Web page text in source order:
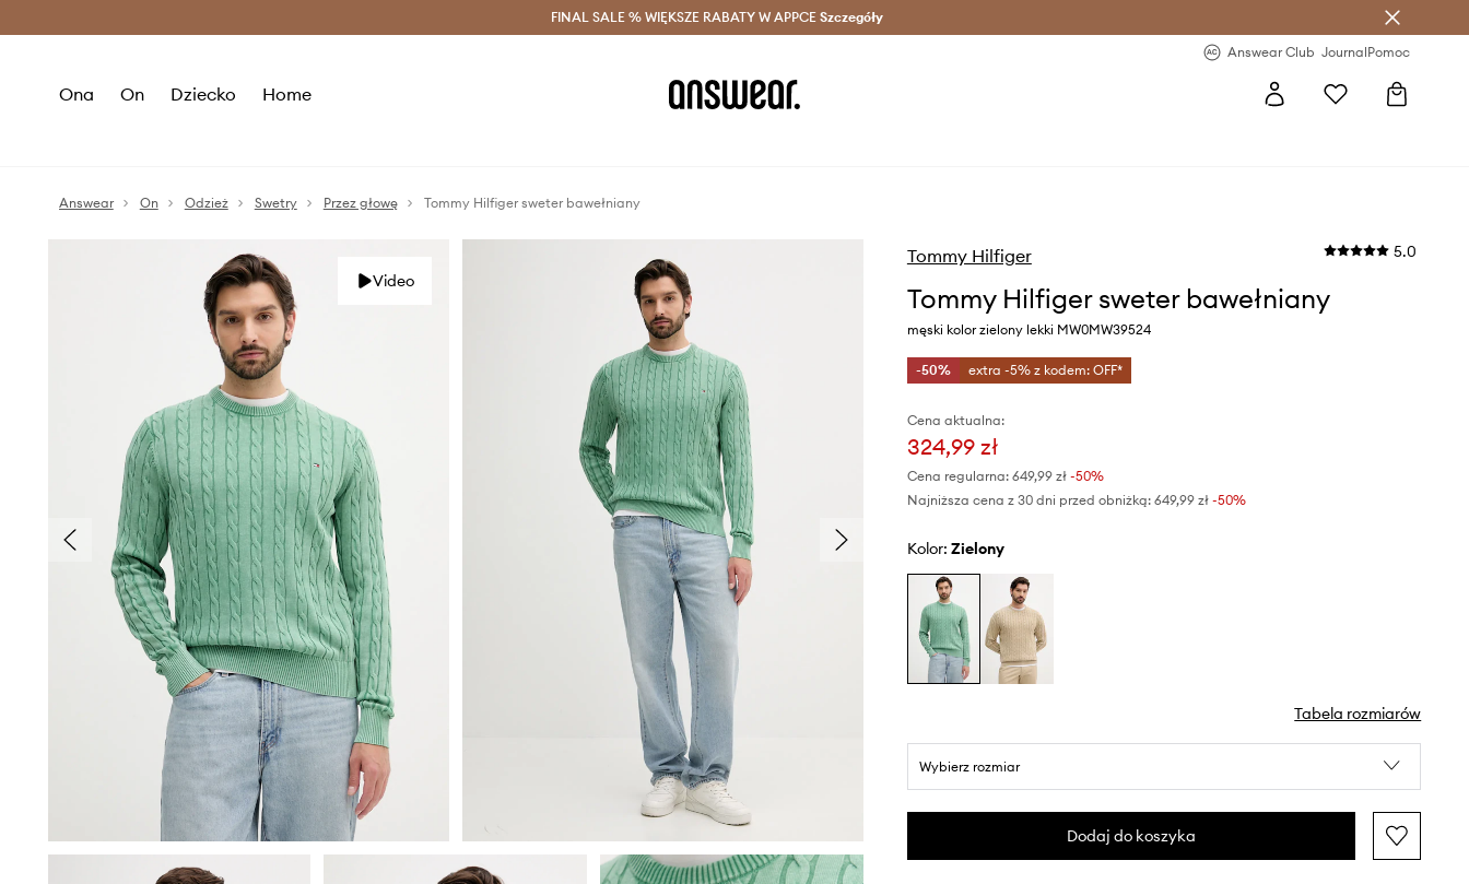
Oszczędzaj z Answear Club > Dostawa nawet w 24h >
FINAL SALE % WIĘKSZE RABATY W APPCE Szczegóły
Answear Club JournalPomoc
Ona On Dziecko Home
Answear On Odzież Swetry Przez głowę Tommy Hilfiger sweter bawełniany
Video
Tommy Hilfiger 5.0
Tommy Hilfiger sweter bawełniany
męski kolor zielony lekki MW0MW39524
-50% extra -5% z kodem: OFF*
Cena aktualna:
324,99 zł
Cena regularna: 649,99 zł-50%
Najniższa cena z 30 dni przed obniżką: 649,99 zł -50%
Kolor: zielony
Tabela rozmiarów
Wybierz rozmiar
Dodaj do koszyka